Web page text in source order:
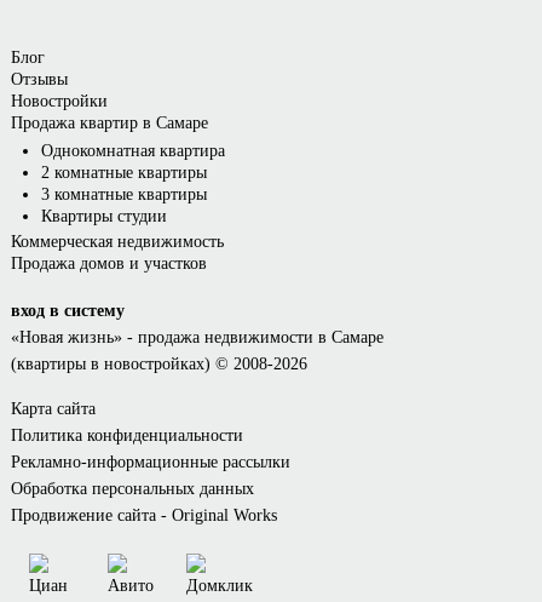
Блог
Отзывы
Новостройки
Продажа квартир в Самаре
Однокомнатная квартира
2 комнатные квартиры
3 комнатные квартиры
Квартиры студии
Коммерческая недвижимость
Продажа домов и участков
вход в систему
«Новая жизнь»- продажа недвижимости в Самаре
(квартиры в новостройках) © 2008-2026
Карта сайта
Политика конфиденциальности
Рекламно-информационные рассылки
Обработка персональных данных
Продвижение сайта - Original Works